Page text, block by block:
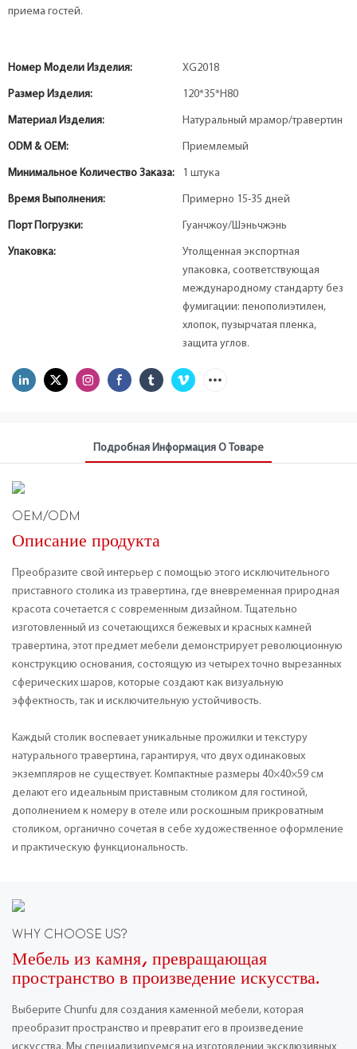
приема гостей.
Номер Модели Изделия: XG2018
Размер Изделия: 120*35*H80
Материал Изделия: Натуральный мрамор/травертин
ODM & OEM: Приемлемый
Минимальное Количество Заказа: 1 штука
Время Выполнения: Примерно 15-35 дней
Порт Погрузки: Гуанчжоу/Шэньчжэнь
Упаковка:
Утолщенная экспортная
упаковка, соответствующая
международному стандарту без
фумигации: пенополиэтилен,
хлопок, пузырчатая пленка,
защита углов.
Подробная Информация О Товаре
OEM/ODM
Описание продукта
Преобразите свой интерьер с помощью этого исключительного
приставного столика из травертина, где вневременная природная
красота сочетается с современным дизайном. Тщательно
изготовленный из сочетающихся бежевых и красных камней
травертина, этот предмет мебели демонстрирует революционную
конструкцию основания, состоящую из четырех точно вырезанных
сферических шаров, которые создают как визуальную
эффектность, так и исключительную устойчивость.
Каждый столик воспевает уникальные прожилки и текстуру
натурального травертина, гарантируя, что двух одинаковых
экземпляров не существует. Компактные размеры 40×40×59 см
делают его идеальным приставным столиком для гостиной,
дополнением к номеру в отеле или роскошным прикроватным
столиком, органично сочетая в себе художественное оформление
и практическую функциональность.
WHY CHOOSE US?
Мебель из камня, превращающая
пространство в произведение искусства.
Выберите Chunfu для создания каменной мебели, которая
преобразит пространство и превратит его в произведение